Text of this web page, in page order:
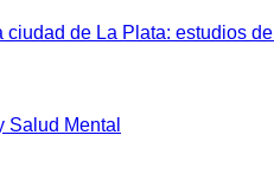
ciudad de La Plata: estudios
Salud Mental